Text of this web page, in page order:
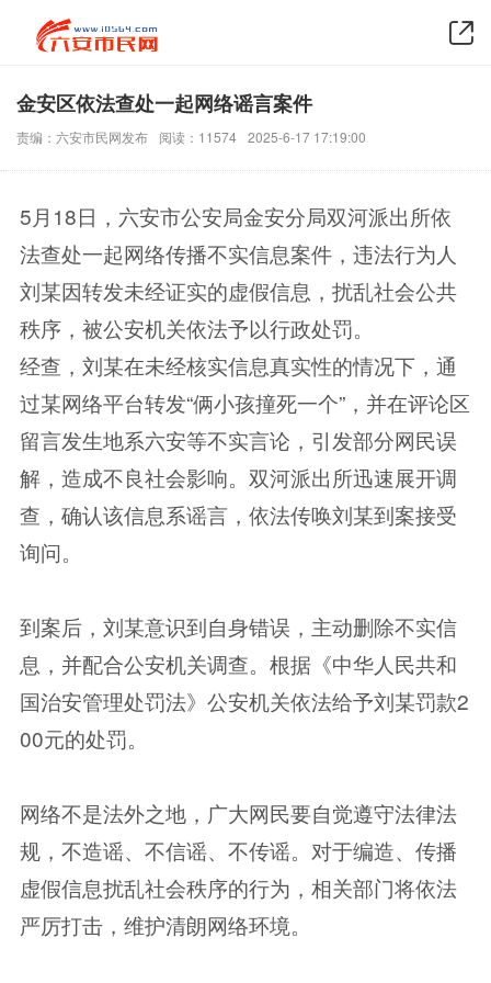
金安区依法查处一起网络谣言案件
责编：六安市民网发布 阅读：11574 2025-6-17 17:19:00
5月18日，六安市公安局金安分局双河派出所依
法查处一起网络传播不实信息案件，违法行为人
刘某因转发未经证实的虚假信息，扰乱社会公共
秩序，被公安机关依法予以行政处罚。
经查，刘某在未经核实信息真实性的情况下，通
过某网络平台转发“俩小孩撞死一个”，并在评论区
留言发生地系六安等不实言论，引发部分网民误
解，造成不良社会影响。双河派出所迅速展开调
查，确认该信息系谣言，依法传唤刘某到案接受
询问。
到案后，刘某意识到自身错误，主动删除不实信
息，并配合公安机关调查。根据《中华人民共和
国治安管理处罚法》公安机关依法给予刘某罚款2
00元的处罚。
网络不是法外之地，广大网民要自觉遵守法律法
规，不造谣、不信谣、不传谣。对于编造、传播
虚假信息扰乱社会秩序的行为，相关部门将依法
严厉打击，维护清朗网络环境。